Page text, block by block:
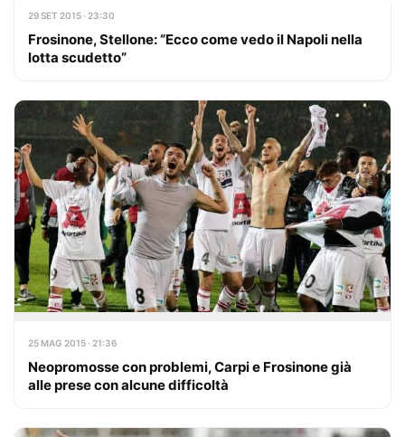
29 SET 2015 · 23:30
Frosinone, Stellone: “Ecco come vedo il Napoli nella
lotta scudetto”
25 MAG 2015 · 21:36
Neopromosse con problemi, Carpi e Frosinone già
alle prese con alcune difficoltà